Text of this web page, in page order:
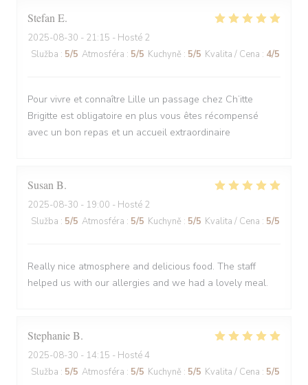
Stefan E
2025-08-30 - 21:15 - Hosté 2
Služba : 5/5 Atmosféra : 5/5 Kuchyně : 5/5 Kvalita / Cena : 4/5
Pour vivre et connaître Lille un passage chez Ch’itte
Brigitte est obligatoire en plus vous êtes récompensé
avec un bon repas et un accueil extraordinaire
Susan B
2025-08-30 - 19:00 - Hosté 2
Služba : 5/5 Atmosféra : 5/5 Kuchyně : 5/5 Kvalita / Cena : 5/5
Really nice atmosphere and delicious food. The staff
helped us with our allergies and we had a lovely meal.
StephanieB
2025-08-30 - 14:15 - Hosté 4
Služba : 5/5 Atmosféra : 5/5 Kuchyně : 5/5 Kvalita / Cena : 5/5